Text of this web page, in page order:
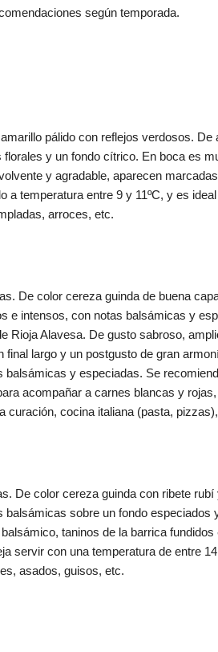
según temporada.
pálido con reflejos verdosos. De
y un fondo cítrico. En boca es
y agradable, aparecen
a temperatura entre 9 y 11ºC, y es
arroces, etc.
De color cereza guinda de buena
e intensos, con notas balsámicas y
Rioja Alavesa. De gusto sabroso,
largo y un postgusto de gran
balsámicas y especiadas. Se
acompañar a carnes blancas y
curación, cocina italiana (pasta,
De color cereza guinda con ribete
sobre un fondo especiados
taninos de la barrica fundidos
servir con una temperatura de entre 14
asados, guisos, etc.